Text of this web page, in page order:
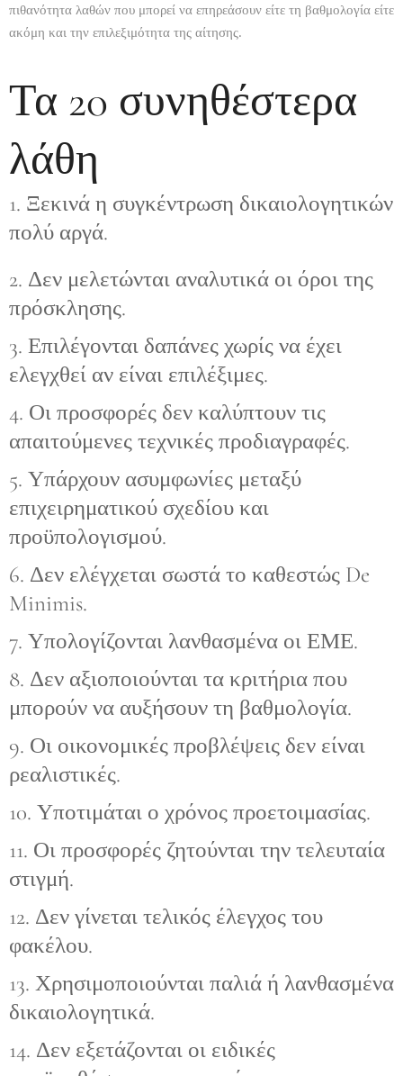
πιθανότητα λαθών που μπορεί να επηρεάσουν είτε τη βαθμολογία είτε
ακόμη και την επιλεξιμότητα της αίτησης.
Τα 20 συνηθέστερα
λάθη
1. Ξεκινά η συγκέντρωση δικαιολογητικών
πολύ αργά.
2. Δεν μελετώνται αναλυτικά οι όροι της
πρόσκλησης.
3. Επιλέγονται δαπάνες χωρίς να έχει
ελεγχθεί αν είναι επιλέξιμες.
4. Οι προσφορές δεν καλύπτουν τις
απαιτούμενες τεχνικές προδιαγραφές.
5. Υπάρχουν ασυμφωνίες μεταξύ
επιχειρηματικού σχεδίου και
προϋπολογισμού.
6. Δεν ελέγχεται σωστά το καθεστώς De
Minimis.
7. Υπολογίζονται λανθασμένα οι ΕΜΕ.
8. Δεν αξιοποιούνται τα κριτήρια που
μπορούν να αυξήσουν τη βαθμολογία.
9. Οι οικονομικές προβλέψεις δεν είναι
ρεαλιστικές.
10. Υποτιμάται ο χρόνος προετοιμασίας.
11. Οι προσφορές ζητούνται την τελευταία
στιγμή.
12. Δεν γίνεται τελικός έλεγχος του
φακέλου.
13. Χρησιμοποιούνται παλιά ή λανθασμένα
δικαιολογητικά.
14. Δεν εξετάζονται οι ειδικές